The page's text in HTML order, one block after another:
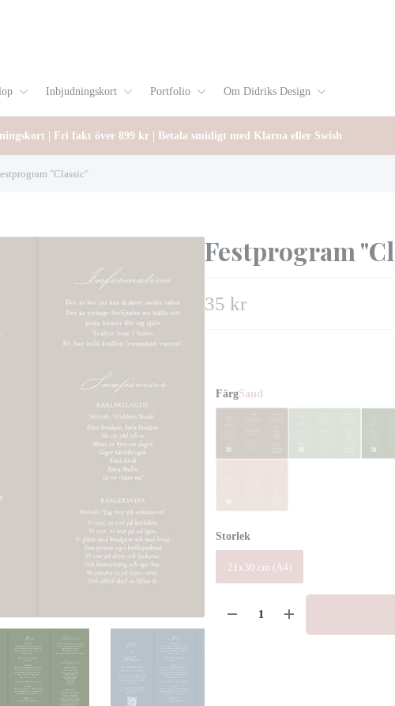
Inbjudningskort Portfolio Om Didriks Design
| Fri fakt över 899 kr | Betala smidigt med Klarna eller Swish
"Classic"
Festprogram
35 kr
FärgSand
Storlek
21x30 cm (A4)